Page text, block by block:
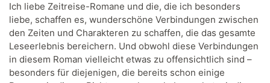
Ich liebe Zeitreise-Romane und die, die ich besonders
liebe, schaffen es, wunderschöne Verbindungen zwischen
den Zeiten und Charakteren zu schaffen, die das gesamte
Leseerlebnis bereichern. Und obwohl diese Verbindungen
in diesem Roman vielleicht etwas zu offensichtlich sind –
besonders für diejenigen, die bereits schon einige